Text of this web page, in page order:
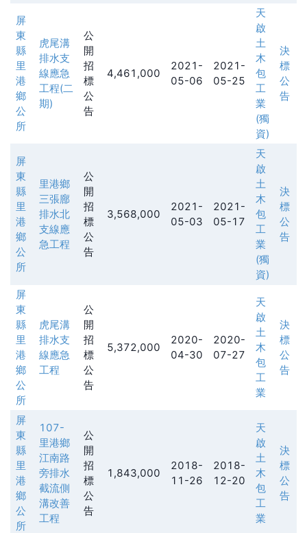
屏
東
縣
里
港
鄉
公
所
虎尾溝
排水支
線應急
工程(二
期)
公
開
招
標
公
告
4,461,000
2021-
05-06
2021-
05-25
天
啟
土
木
包
工
業
(獨
資)
決
標
公
告
屏
東
縣
里
港
鄉
公
所
里港鄉
三張廍
排水北
支線應
急工程
公
開
招
標
公
告
3,568,000
2021-
05-03
2021-
05-17
天
啟
土
木
包
工
業
(獨
資)
決
標
公
告
屏
東
縣
里
港
鄉
公
所
虎尾溝
排水支
線應急
工程
公
開
招
標
公
告
5,372,000
2020-
04-30
2020-
07-27
天
啟
土
木
包
工
業
決
標
公
告
屏
東
縣
里
港
鄉
公
所
107-
里港鄉
江南路
旁排水
截流側
溝改善
工程
公
開
招
標
公
告
1,843,000
2018-
11-26
2018-
12-20
天
啟
土
木
包
工
業
決
標
公
告